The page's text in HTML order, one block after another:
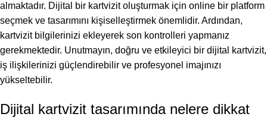
almaktadır. Dijital bir kartvizit oluşturmak için online bir platform
seçmek ve tasarımını kişiselleştirmek önemlidir. Ardından,
kartvizit bilgilerinizi ekleyerek son kontrolleri yapmanız
gerekmektedir. Unutmayın, doğru ve etkileyici bir dijital kartvizit,
iş ilişkilerinizi güçlendirebilir ve profesyonel imajınızı
yükseltebilir.
Dijital kartvizit tasarımında nelere dikkat